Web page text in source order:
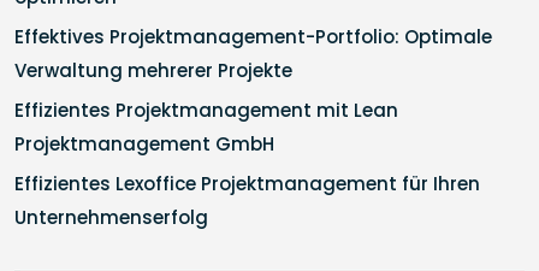
Effektives Projektmanagement-Portfolio: Optimale
Verwaltung mehrerer Projekte
Effizientes Projektmanagement mit Lean
Projektmanagement GmbH
Effizientes Lexoffice Projektmanagement für Ihren
Unternehmenserfolg